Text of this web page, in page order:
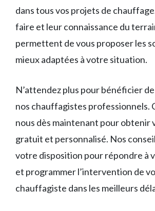
dans tous vos projets de
faire et leur connaissance du
permettent de vous proposer les
mieux adaptées à votre situation.
N’attendez plus pour bénéficier
nos chauffagistes professionnels.
nous dès maintenant pour obtenir
gratuit et personnalisé. Nos
votre disposition pour répondre à
et programmer l’intervention de
chauffagiste dans les meilleurs